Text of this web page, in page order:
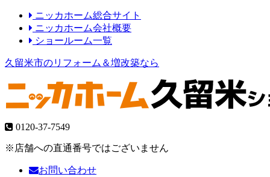
ニッカホーム総合サイト
ニッカホーム会社概要
ショールーム一覧
久留米市のリフォーム＆増改築なら
0120-37-7549
※店舗への直通番号ではございません
お問い合わせ